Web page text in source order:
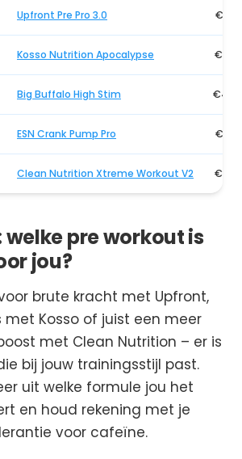
Upfront Pre Pro 3.0
Kosso Nutrition Apocalypse
Big Buffalo High Stim
ESN Crank Pump Pro
Clean Nutrition Xtreme Workout V2
welke pre workout is
jou?
brute kracht met Upfront,
Kosso of juist een meer
met Clean Nutrition – er is
bij jouw trainingsstijl past.
uit welke formule jou het
en houd rekening met je
voor cafeïne.